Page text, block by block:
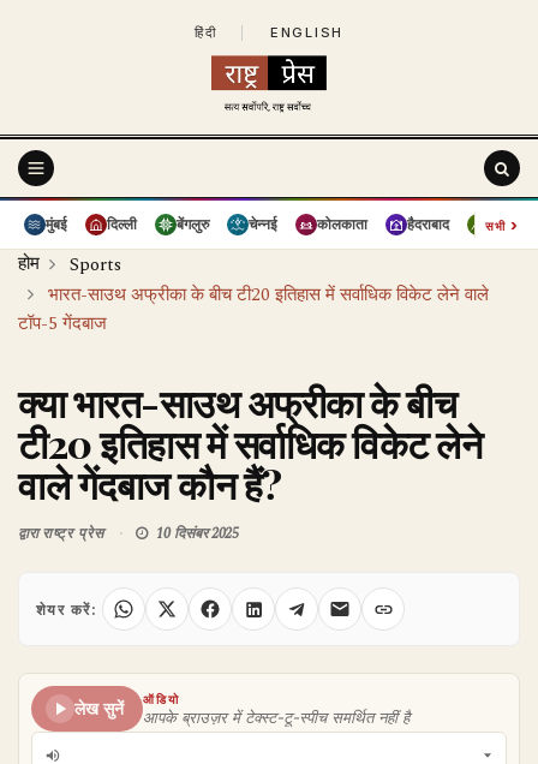
हिंदी ENGLISH
मुंबई दिल्ली बेंगलुरु चेन्नई कोलकाता हैदराबाद पुणे
सभी›
होम
Sports
भारत-साउथ अफ्रीका के बीच टी20 इतिहास में सर्वाधिक विकेट लेने वाले
टॉप-5 गेंदबाज
क्या भारत-साउथ अफ्रीका के बीच
टी20 इतिहास में सर्वाधिक विकेट लेने
वाले गेंदबाज कौन हैं?
द्वाराराष्ट्र प्रेस 10 दिसंबर 2025
शेयर करें:
लेख सुनें
ऑडियो
आपके ब्राउज़र में टेक्स्ट-टू-स्पीच समर्थित नहीं है